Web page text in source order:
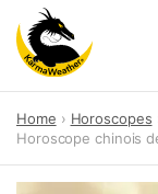
content
Home Horoscopes
Horoscope chinois